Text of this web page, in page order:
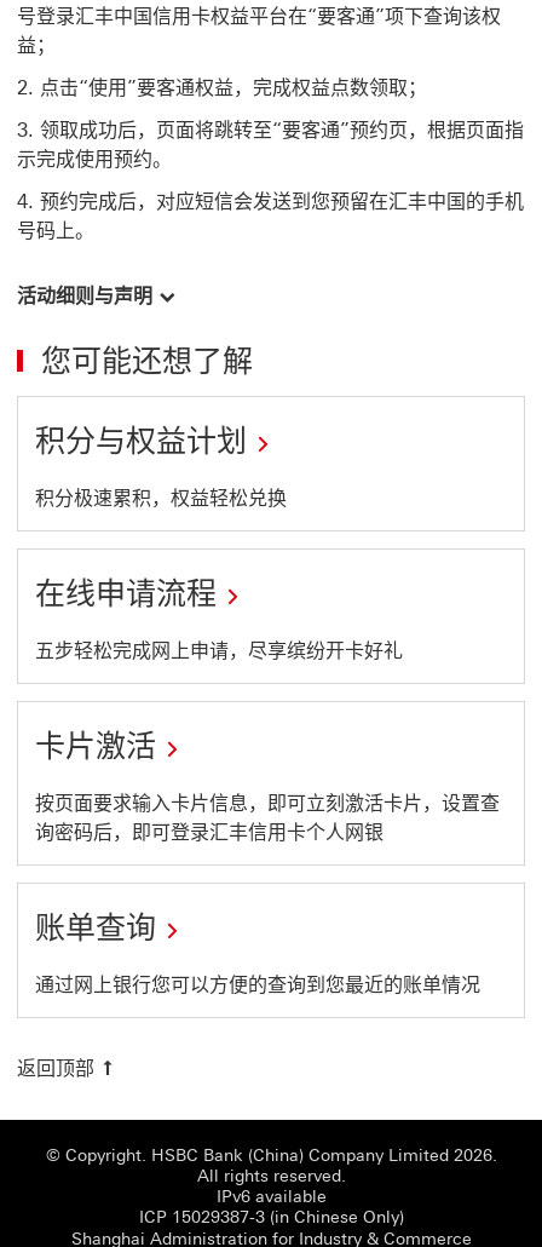
号登录汇丰中国信用卡权益平台在“要客通”项下查询该权
益；
点击“使用”要客通权益，完成权益点数领取；
领取成功后，页面将跳转至“要客通”预约页，根据页面指
示完成使用预约。
预约完成后，对应短信会发送到您预留在汇丰中国的手机
号码上。
活动细则与声明
您可能还想了解
积分与权益计划
This
link
will
open
in
a
window
积分极速累积，权益轻松兑换
在线申请流程
This
link
will
open
in
new
window
五步轻松完成网上申请，尽享缤纷开卡好礼
卡片激活
This
link
will
open
in
new
window
按页面要求输入卡片信息，即可立刻激活卡片，设置查
询密码后，即可登录汇丰信用卡个人网银
账单查询
This
link
will
通过网上银行您可以方便的查询到您最近的账单情况
返回顶部
© Copyright. HSBC Bank (China) Company Limited 2026.
All rights reserved.
IPv6 available
ICP 15029387-3 (in Chinese Only)ICP 15029387-3
Shanghai Administration for Industry & Commerce